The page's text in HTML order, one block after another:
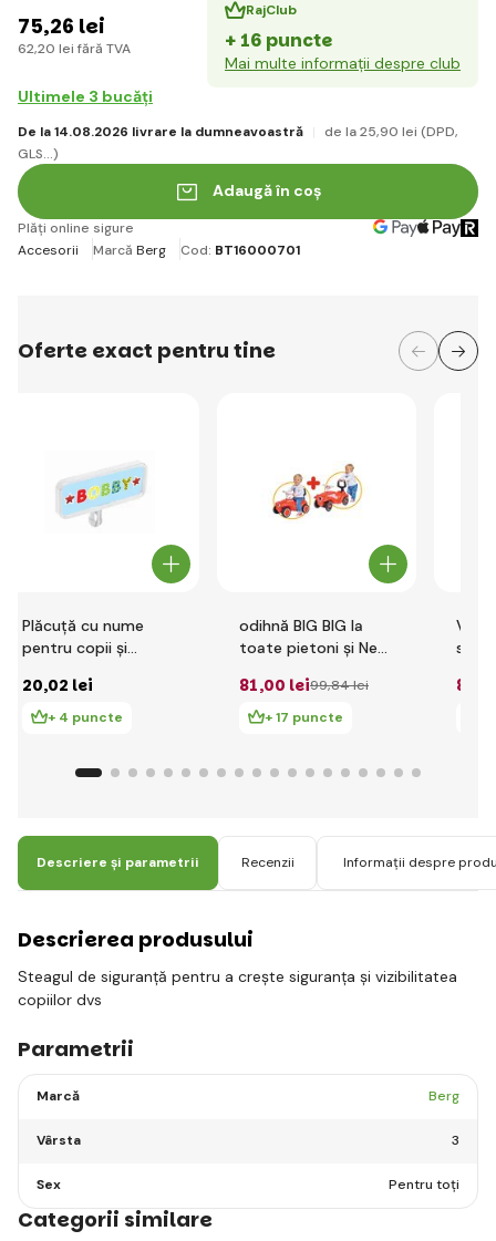
75,26 lei
62,20 lei fără TVA
RajClub
+ 16 puncte
Mai multe informații despre club
Ultimele 3 bucăți
De la 14.08.2026 livrare la dumneavoastră de la 25,90 lei (DPD,
GLS...)
Adaugă în coș
Plăți online sigure
Accesorii
Marcă Berg Cod: BT16000701
Oferte exact pentru tine
Plăcuță cu nume
pentru copii și
conducere BIG
pentru biciclete fără
20,02 lei
+ 4 puncte
odihnă BIG BIG la
toate pietoni și New
81,00 lei99,84 lei
+ 17 puncte
85
Descriere și parametrii Recenzii Informații despre
Descrierea produsului
Steagul de siguranță pentru a crește siguranța și vizibilitatea
copiilor dvs
Parametrii
Marcă Berg
Vârsta 3
Sex Pentru toți
Categorii similare